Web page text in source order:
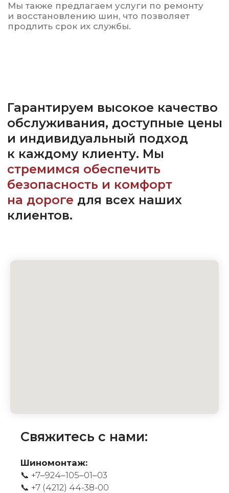
Свяжитесь с нами:
Шиномонтаж:
📞 +7‒924‒105‒01‒03
📞 +7 (4212) 44-38-00